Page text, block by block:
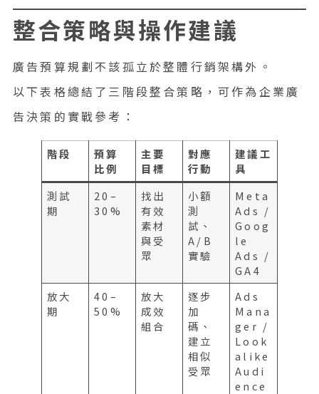
整合策略與操作建議
廣告預算規劃不該孤立於整體行銷架構外。
以下表格總結了三階段整合策略，可作為企業廣
告決策的實戰參考：
階段
預算
比例
主要
目標
對應
行動
建議工
具
測試
期
20–
30%
找出
有效
素材
與受
眾
小額
測
試、
A/B
實驗
Meta
Ads /
Goog
le
Ads /
GA4
放大
期
40–
50%
放大
成效
組合
逐步
加
碼、
建立
相似
受眾
Ads
Mana
ger /
Look
alike
Audi
ence